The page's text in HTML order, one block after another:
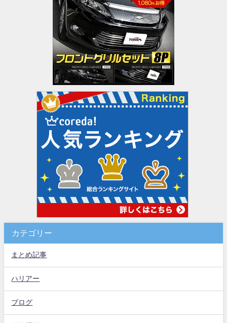
カテゴリー
まとめ記事
ハリアー
ブログ